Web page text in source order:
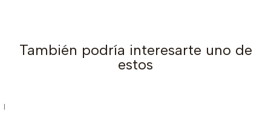
También podría interesarte uno de
estos
|